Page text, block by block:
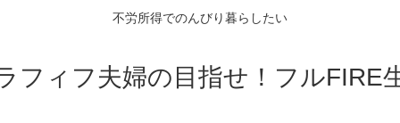
不労所得でのんびり暮らしたい
フィフ夫婦の目指せ！フルFIRE